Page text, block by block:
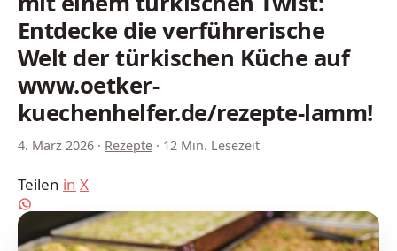
Entdecke die verführerische
Welt der türkischen Küche auf
www.oetker-
kuechenhelfer.de/rezepte-lamm!
4. März 2026 · Rezepte · 12 Min. Lesezeit
Teilen in X